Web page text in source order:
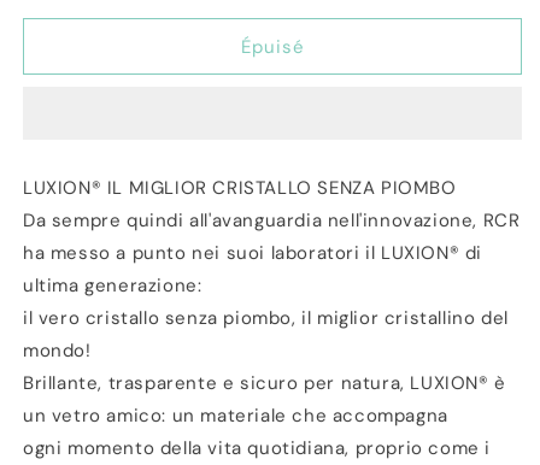
quantité
Brocca
Trix
quantité
Brocca
Trix
Épuisé
LUXION® IL MIGLIOR CRISTALLO SENZA PIOMBO
Da sempre quindi all'avanguardia nell'innovazione, RCR
ha messo a punto nei suoi laboratori il LUXION® di
ultima generazione:
il vero cristallo senza piombo, il miglior cristallino del
mondo!
Brillante, trasparente e sicuro per natura, LUXION® è
un vetro amico: un materiale che accompagna
ogni momento della vita quotidiana, proprio come i